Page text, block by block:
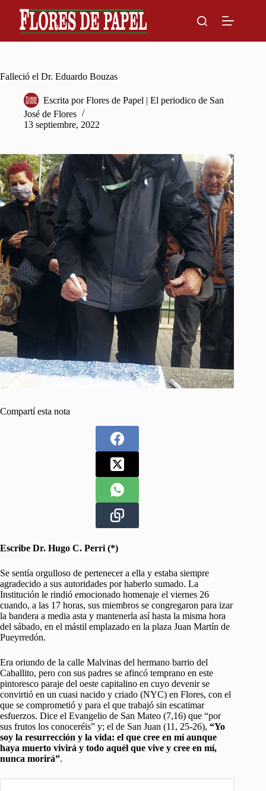
content
Falleció el Dr. Eduardo Bouzas
Escrita por Flores de Papel | El periodico de San
José de Flores
13 septiembre, 2022
Compartí esta nota
Escribe Dr. Hugo C. Perri (*)
Se sentía orgulloso de pertenecer a ella y estaba siempre
agradecido a sus autoridades por haberlo sumado. La
Institución le rindió emocionado homenaje el viernes 26
cuando, a las 17 horas, sus miembros se congregaron para izar
la bandera a media asta y mantenerla así hasta la misma hora
del sábado, en el mástil emplazado en la plaza Juan Martín de
Pueyrredón.
Era oriundo de la calle Malvinas del hermano barrio del
Caballito, pero con sus padres se afincó temprano en este
pintoresco paraje del oeste capitalino en cuyo devenir se
convirtió en un cuasi nacido y criado (NYC) en Flores, con el
que se comprometió y para el que trabajó sin escatimar
esfuerzos. Dice el Evangelio de San Mateo (7,16) que “por
sus frutos los conoceréis” y; el de San Juan (11, 25-26), “Yo
soy la resurrección y la vida: el que cree en mí aunque
haya muerto vivirá y todo aquél que vive y cree en mí,
nunca morirá”.